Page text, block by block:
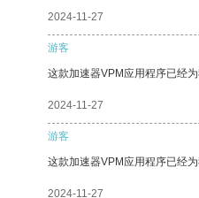
2024-11-27
游客
这款加速器VPM应用程序已经
2024-11-27
游客
这款加速器VPM应用程序已经
2024-11-27